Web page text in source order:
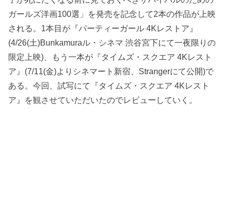
ガールズ洋画100選」を発売を記念して2本の作品が上映
される。1本目が『パーティーガール 4Kレストア』
(4/26(土)Bunkamuraル・シネマ 渋谷宮下にて一夜限りの
限定上映)、もう一本が『タイムズ・スクエア 4Kレスト
ア』(7/11(金)よりシネマート新宿、Strangerにて公開)で
ある。今回、試写にて『タイムズ・スクエア 4Kレスト
ア』を観させていただいたのでレビューしていく。